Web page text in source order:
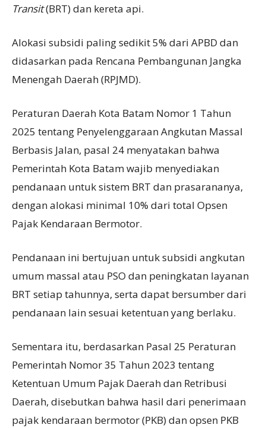
Transit(BRT) dan kereta api.
Alokasi subsidi paling sedikit 5% dari APBD dan
didasarkan pada Rencana Pembangunan Jangka
Menengah Daerah (RPJMD).
Peraturan Daerah Kota Batam Nomor 1 Tahun
2025 tentang Penyelenggaraan Angkutan Massal
Berbasis Jalan, pasal 24 menyatakan bahwa
Pemerintah Kota Batam wajib menyediakan
pendanaan untuk sistem BRT dan prasarananya,
dengan alokasi minimal 10% dari total Opsen
Pajak Kendaraan Bermotor.
Pendanaan ini bertujuan untuk subsidi angkutan
umum massal atau PSO dan peningkatan layanan
BRT setiap tahunnya, serta dapat bersumber dari
pendanaan lain sesuai ketentuan yang berlaku.
Sementara itu, berdasarkan Pasal 25 Peraturan
Pemerintah Nomor 35 Tahun 2023 tentang
Ketentuan Umum Pajak Daerah dan Retribusi
Daerah, disebutkan bahwa hasil dari penerimaan
pajak kendaraan bermotor (PKB) dan opsen PKB